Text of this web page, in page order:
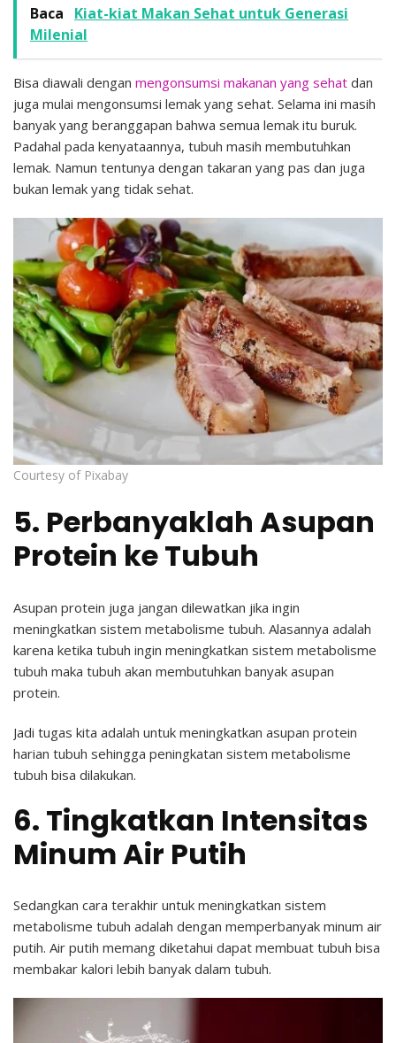
Baca
Kiat-kiat Makan Sehat untuk Generasi
Milenial
Bisa diawali dengan mengonsumsi makanan yang sehat dan
juga mulai mengonsumsi lemak yang sehat. Selama ini masih
banyak yang beranggapan bahwa semua lemak itu buruk.
Padahal pada kenyataannya, tubuh masih membutuhkan
lemak. Namun tentunya dengan takaran yang pas dan juga
bukan lemak yang tidak sehat.
Courtesy of Pixabay
5. Perbanyaklah Asupan
Protein ke Tubuh
Asupan protein juga jangan dilewatkan jika ingin
meningkatkan sistem metabolisme tubuh. Alasannya adalah
karena ketika tubuh ingin meningkatkan sistem metabolisme
tubuh maka tubuh akan membutuhkan banyak asupan
protein.
Jadi tugas kita adalah untuk meningkatkan asupan protein
harian tubuh sehingga peningkatan sistem metabolisme
tubuh bisa dilakukan.
6. Tingkatkan Intensitas
Minum Air Putih
Sedangkan cara terakhir untuk meningkatkan sistem
metabolisme tubuh adalah dengan memperbanyak minum air
putih. Air putih memang diketahui dapat membuat tubuh bisa
membakar kalori lebih banyak dalam tubuh.